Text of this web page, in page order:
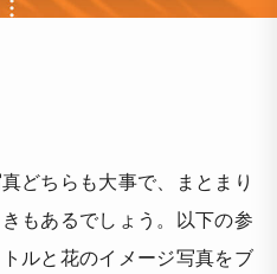
どちらも大事で、まとまり
もあるでしょう。以下の参
ルと花のイメージ写真をブ